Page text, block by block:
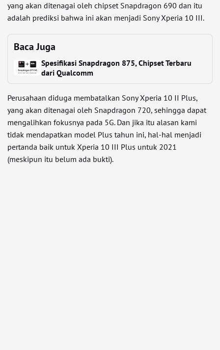
yang akan ditenagai oleh chipset Snapdragon 690 dan itu
adalah prediksi bahwa ini akan menjadi Sony Xperia 10 III.
Baca Juga
Spesifikasi Snapdragon 875, Chipset Terbaru
dari Qualcomm
Perusahaan diduga membatalkan Sony Xperia 10 II Plus,
yang akan ditenagai oleh Snapdragon 720, sehingga dapat
mengalihkan fokusnya pada 5G. Dan jika itu alasan kami
tidak mendapatkan model Plus tahun ini, hal-hal menjadi
pertanda baik untuk Xperia 10 III Plus untuk 2021
(meskipun itu belum ada bukti).